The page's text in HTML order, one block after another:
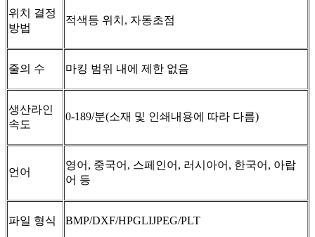
위치 결정
방법
적색등 위치, 자동초점
줄의 수 마킹 범위 내에 제한 없음
생산라인
속도
0-189/분(소재 및 인쇄내용에 따라 다름)
언어
영어, 중국어, 스페인어, 러시아어, 한국어, 아랍
어 등
파일 형식 BMP/DXF/HPGLIJPEG/PLT